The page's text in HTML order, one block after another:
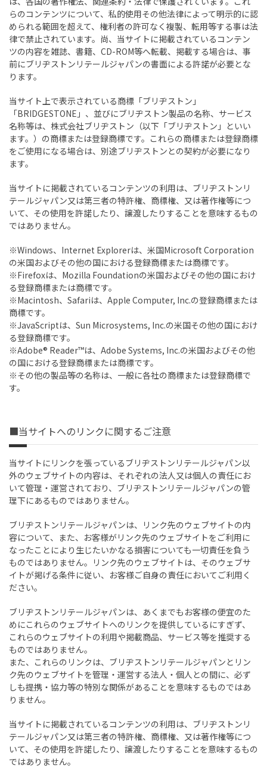
らのコンテンツについて、私的使用その他法律によって明示的に認
められる範囲を超えて、権利者の許可なく複製、転用等する事は法
律で禁止されています。尚、当サイトに掲載されているコンテン
ツの内容を雑誌、書籍、CD-ROM等へ転載、掲載する場合は、事
前にブリヂストンリテールジャパンの書面による許諾が必要とな
ります。
当サイト上で表示されている商標「ブリヂストン」
「BRIDGESTONE」、並びにブリヂストン製品の名称、サービス
名称等は、株式会社ブリヂストン（以下「ブリヂストン」といい
ます。）の商標または登録商標です。これらの商標または登録商標
をご使用になる場合は、別途ブリヂストンとの契約が必要になり
ます。
当サイトに掲載されているコンテンツの利用は、ブリヂストンリ
テールジャパン又は第三者の特許権、商標権、又は著作権等につ
いて、その使用を許諾したり、譲渡したりすることを意味するもの
ではありません。
※Windows、Internet Explorerは、米国Microsoft Corporation
の米国およびその他の国における登録商標または商標です。
※Firefoxは、Mozilla Foundationの米国およびその他の国におけ
る登録商標または商標です。
※Macintosh、Safariは、Apple Computer, Inc.の登録商標または
商標です。
※JavaScriptは、Sun Microsystems, Inc.の米国その他の国におけ
る登録商標です。
※Adobe® Reader™は、Adobe Systems, Inc.の米国およびその他
の国における登録商標または商標です。
※その他の製品等の名称は、一般に各社の商標または登録商標で
す。
■当サイトへのリンクに関するご注意
当サイトにリンクを張っているブリヂストンリテールジャパン以
外のウェブサイトの内容は、それぞれの法人又は個人の責任にお
いて管理・運営されており、ブリヂストンリテールジャパンの管
理下にあるものではありません。
ブリヂストンリテールジャパンは、リンク先のウェブサイトの内
容について、また、お客様がリンク先のウェブサイトをご利用に
なったことにより生じたいかなる損害についても一切責任を負う
ものではありません。リンク先のウェブサイトは、そのウェブサ
イトが掲げる条件に従い、お客様ご自身の責任においてご利用く
ださい。
ブリヂストンリテールジャパンは、あくまでもお客様の便宜のた
めにこれらのウェブサイトへのリンクを提供しているにすぎず、
これらのウェブサイトの利用や掲載商品、サービス等を推奨する
ものではありません。
また、これらのリンクは、ブリヂストンリテールジャパンとリン
ク先のウェブサイトを管理・運営する法人・個人との間に、必ず
しも提携・協力等の特別な関係があることを意味するものではあ
りません。
当サイトに掲載されているコンテンツの利用は、ブリヂストンリ
テールジャパン又は第三者の特許権、商標権、又は著作権等につ
いて、その使用を許諾したり、譲渡したりすることを意味するもの
ではありません。